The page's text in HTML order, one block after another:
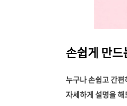
손쉽게 만
누구나 손쉽고 간
자세하게 설명을